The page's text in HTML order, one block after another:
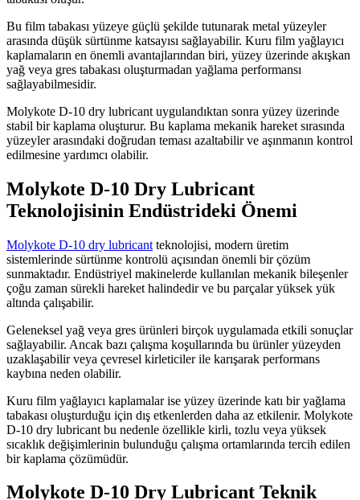
Bu film tabakası yüzeye güçlü şekilde tutunarak metal yüzeyler
arasında düşük sürtünme katsayısı sağlayabilir. Kuru film yağlayıcı
kaplamaların en önemli avantajlarından biri, yüzey üzerinde akışkan
yağ veya gres tabakası oluşturmadan yağlama performansı
sağlayabilmesidir.
Molykote D-10 dry lubricant uygulandıktan sonra yüzey üzerinde
stabil bir kaplama oluşturur. Bu kaplama mekanik hareket sırasında
yüzeyler arasındaki doğrudan teması azaltabilir ve aşınmanın kontrol
edilmesine yardımcı olabilir.
Molykote D-10 Dry Lubricant
Teknolojisinin Endüstrideki Önemi
Molykote D-10 dry lubricant teknolojisi, modern üretim
sistemlerinde sürtünme kontrolü açısından önemli bir çözüm
sunmaktadır. Endüstriyel makinelerde kullanılan mekanik bileşenler
çoğu zaman sürekli hareket halindedir ve bu parçalar yüksek yük
altında çalışabilir.
Geleneksel yağ veya gres ürünleri birçok uygulamada etkili sonuçlar
sağlayabilir. Ancak bazı çalışma koşullarında bu ürünler yüzeyden
uzaklaşabilir veya çevresel kirleticiler ile karışarak performans
kaybına neden olabilir.
Kuru film yağlayıcı kaplamalar ise yüzey üzerinde katı bir yağlama
tabakası oluşturduğu için dış etkenlerden daha az etkilenir. Molykote
D-10 dry lubricant bu nedenle özellikle kirli, tozlu veya yüksek
sıcaklık değişimlerinin bulunduğu çalışma ortamlarında tercih edilen
bir kaplama çözümüdür.
Molykote D-10 Dry Lubricant Teknik